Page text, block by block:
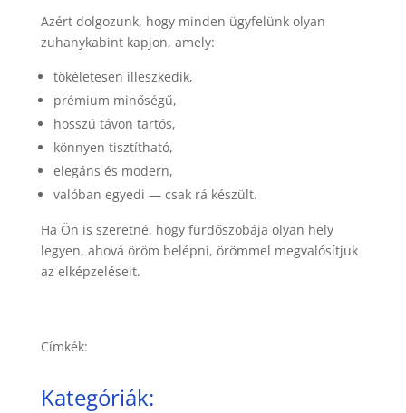
Azért dolgozunk, hogy minden ügyfelünk olyan
zuhanykabint kapjon, amely:
tökéletesen illeszkedik,
prémium minőségű,
hosszú távon tartós,
könnyen tisztítható,
elegáns és modern,
valóban egyedi — csak rá készült.
Ha Ön is szeretné, hogy fürdőszobája olyan hely
legyen, ahová öröm belépni, örömmel megvalósítjuk
az elképzeléseit.
Címkék:
Kategóriák: